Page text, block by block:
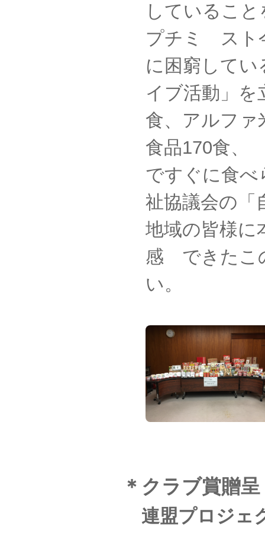
しているこ
プチミ スト
に困窮して
イブ活動」を
食、アルファ
食品170食、
ですぐに食
祉協議会の
地域の皆様に
感 できたこ
い。
＊クラブ賞贈呈
連盟プロジェ